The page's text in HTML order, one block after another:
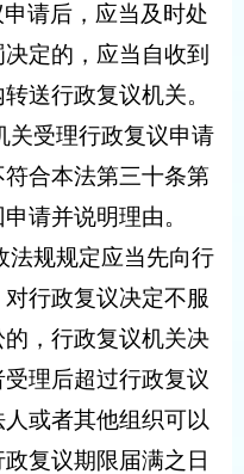
请后，应当及时处
定的，应当自收到
送行政复议机关。
关受理行政复议申请
合本法第三十条第
请并说明理由。
法规规定应当先向行
行政复议决定不服
，行政复议机关决
理后超过行政复议
或者其他组织可以
复议期限届满之日